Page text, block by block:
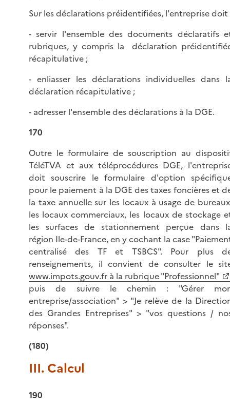
Sur les déclarations préidentifiées, l'entreprise doit
- servir l'ensemble des documents déclaratifs
rubriques, y compris la déclaration
récapitulative ;
- enliasser les déclarations individuelles dans
déclaration récapitulative ;
- adresser l'ensemble des déclarations à la DGE.
170
Outre le formulaire de souscription au
TéléTVA et aux téléprocédures DGE,
doit souscrire le formulaire d'option
pour le paiement à la DGE des taxes foncières et
la taxe annuelle sur les locaux à usage de
les locaux commerciaux, les locaux de stockage
les surfaces de stationnement perçue dans
région Ile-de-France, en y cochant la case
centralisé des TF et TSBCS". Pour plus
renseignements, il convient de consulter le
www.impots.gouv.fr à la rubrique "Professionnel"
puis de suivre le chemin : "Gérer
entreprise/association" > "Je relève de la
des Grandes Entreprises" > "vos questions /
réponses".
(180)
III. Calcul
190